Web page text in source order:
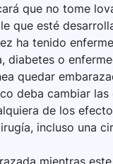
que no tome
que esté
ha tenido
diabetes o
quedar
deba cambiar
de los
incluso una